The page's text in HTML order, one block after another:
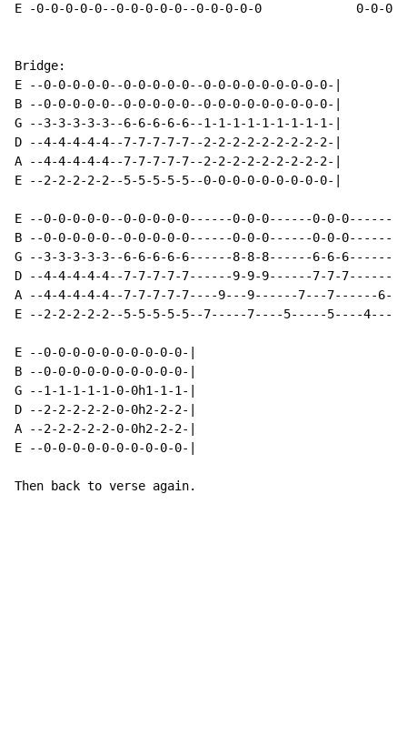
E -0-0-0-0-0--0-0-0-0-0--0-0-0-0-0             0-0-0-
Bridge:
E --0-0-0-0-0--0-0-0-0-0--0-0-0-0-0-0-0-0-0-|
B --0-0-0-0-0--0-0-0-0-0--0-0-0-0-0-0-0-0-0-|
G --3-3-3-3-3--6-6-6-6-6--1-1-1-1-1-1-1-1-1-|
D --4-4-4-4-4--7-7-7-7-7--2-2-2-2-2-2-2-2-2-|
A --4-4-4-4-4--7-7-7-7-7--2-2-2-2-2-2-2-2-2-|
E --2-2-2-2-2--5-5-5-5-5--0-0-0-0-0-0-0-0-0-|
E --0-0-0-0-0--0-0-0-0-0------0-0-0------0-0-0------
B --0-0-0-0-0--0-0-0-0-0------0-0-0------0-0-0------
G --3-3-3-3-3--6-6-6-6-6------8-8-8------6-6-6------
D --4-4-4-4-4--7-7-7-7-7------9-9-9------7-7-7------
A --4-4-4-4-4--7-7-7-7-7----9---9------7---7------
E --2-2-2-2-2--5-5-5-5-5--7-----7----5-----5----
E --0-0-0-0-0-0-0-0-0-0-|
B --0-0-0-0-0-0-0-0-0-0-|
G --1-1-1-1-1-0-0h1-1-1-|
D --2-2-2-2-2-0-0h2-2-2-|
A --2-2-2-2-2-0-0h2-2-2-|
E --0-0-0-0-0-0-0-0-0-0-|
Then back to verse again.